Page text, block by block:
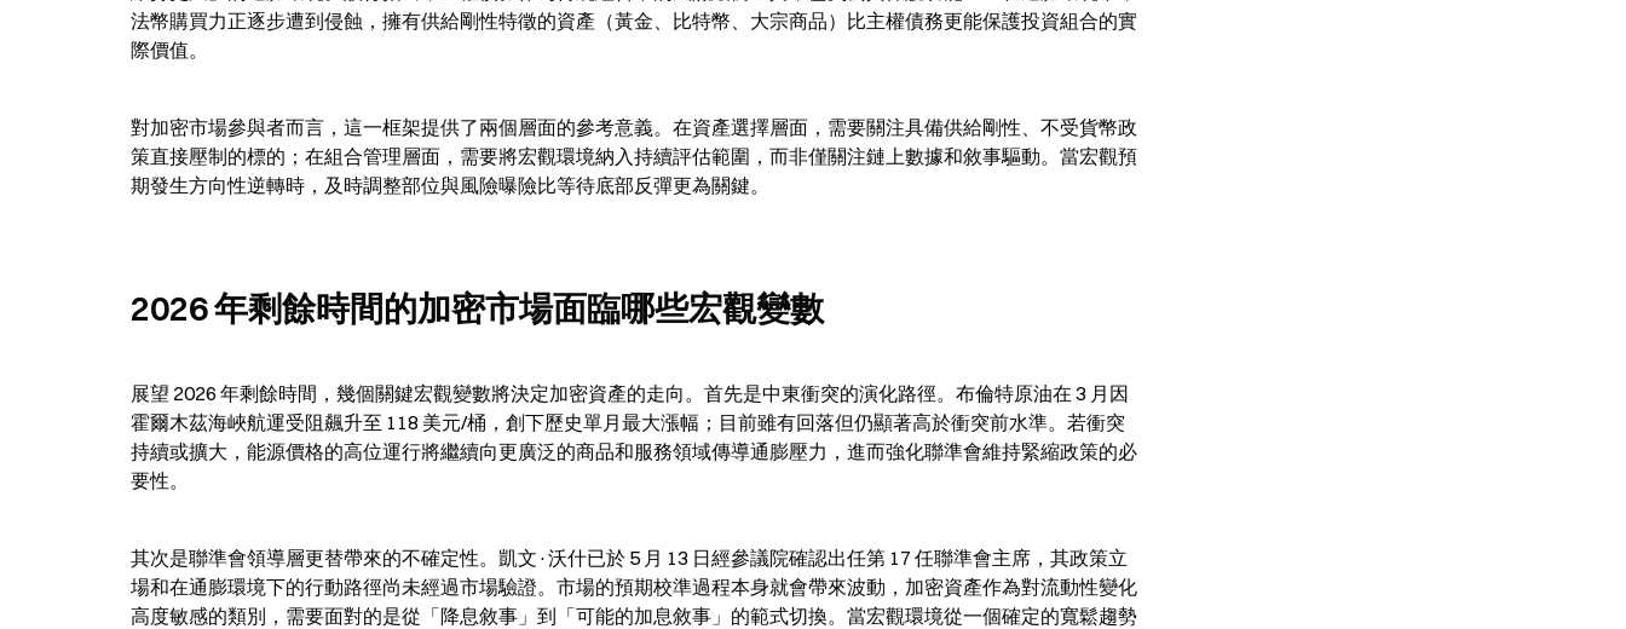
法幣購買力正逐步遭到侵蝕，擁有供給剛性特徵的資產（黃金、比特幣、大宗商品）比主權債務更能保護投資組合的實
際價值。
對加密市場參與者而言，這一框架提供了兩個層面的參考意義。在資產選擇層面，需要關注具備供給剛性、不受貨幣政
策直接壓制的標的；在組合管理層面，需要將宏觀環境納入持續評估範圍，而非僅關注鏈上數據和敘事驅動。當宏觀預
期發生方向性逆轉時，及時調整部位與風險曝險比等待底部反彈更為關鍵。
2026 年剩餘時間的加密市場面臨哪些宏觀變數
展望 2026 年剩餘時間，幾個關鍵宏觀變數將決定加密資產的走向。首先是中東衝突的演化路徑。布倫特原油在 3 月因
霍爾木茲海峽航運受阻飆升至 118 美元/桶，創下歷史單月最大漲幅；目前雖有回落但仍顯著高於衝突前水準。若衝突
持續或擴大，能源價格的高位運行將繼續向更廣泛的商品和服務領域傳導通膨壓力，進而強化聯準會維持緊縮政策的必
要性。
其次是聯準會領導層更替帶來的不確定性。凱文·沃什已於 5 月 13 日經參議院確認出任第 17 任聯準會主席，其政策立
場和在通膨環境下的行動路徑尚未經過市場驗證。市場的預期校準過程本身就會帶來波動，加密資產作為對流動性變化
高度敏感的類別，需要面對的是從「降息敘事」到「可能的加息敘事」的範式切換。當宏觀環境從一個確定的寬鬆趨勢